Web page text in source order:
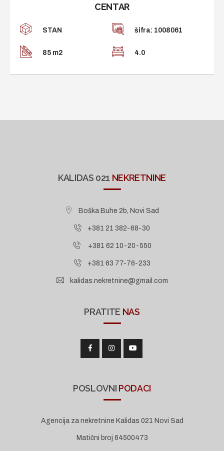
CENTAR
STAN šifra: 1008061
85 m2 4.0
KALIDAS 021 NEKRETNINE
Boška Buhe 2b, Novi Sad
+381 21 382-68-30
+381 62 10-20-550
+381 63 77-76-233
kalidas.nekretnine@gmail.com
PRATITE NAS
POSLOVNI PODACI
Agencija za nekretnine Kalidas 021 Novi Sad
Matični broj 64500473